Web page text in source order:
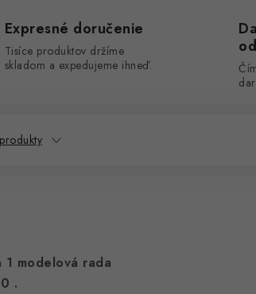
Expresné doručenie
Tisíce produktov držíme
skladom a expedujeme ihneď.
modelová rada
.